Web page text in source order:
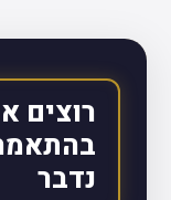
רוצים
נדבר